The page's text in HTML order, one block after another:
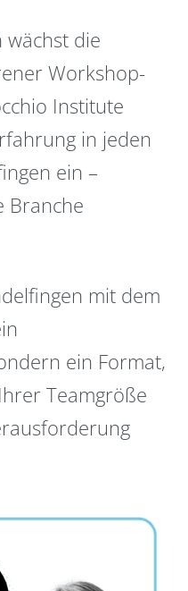
wächst die
Workshop-
Institute
in jeden
ein –
Branche
mit dem
ein Format,
Teamgröße